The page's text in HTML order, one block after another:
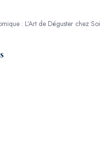
: L’Art de Déguster chez Soi